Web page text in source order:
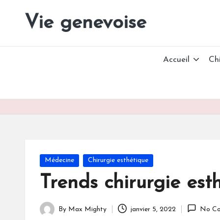
Vie genevoise
Vie
Accueil
Posted
in
Médecine Chirurgie esthétique
Trends chirurgie
Posted
By Max Mighty janvier 5, 2022 No